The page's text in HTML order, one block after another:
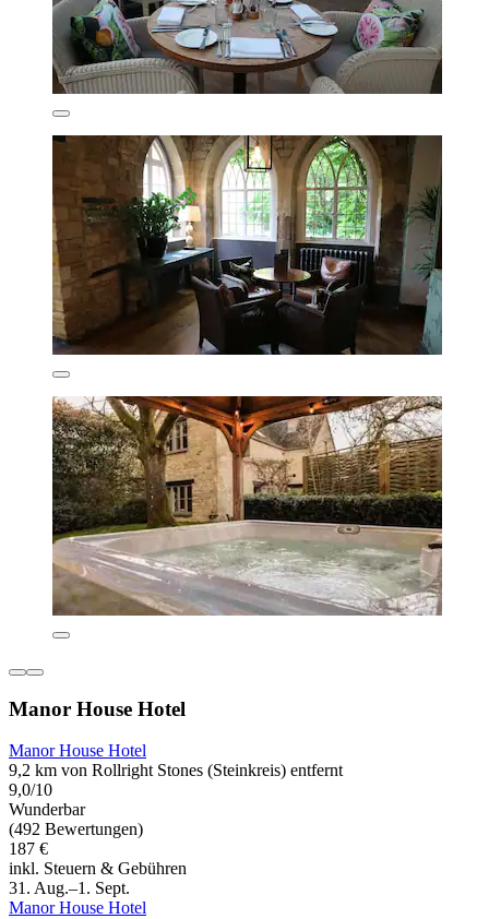
Manor House Hotel
Manor House Hotel
9,2 km von Rollright Stones (Steinkreis) entfernt
9,0/10
Wunderbar
(492 Bewertungen)
187 €
inkl. Steuern & Gebühren
31. Aug.–1. Sept.
Manor House Hotel